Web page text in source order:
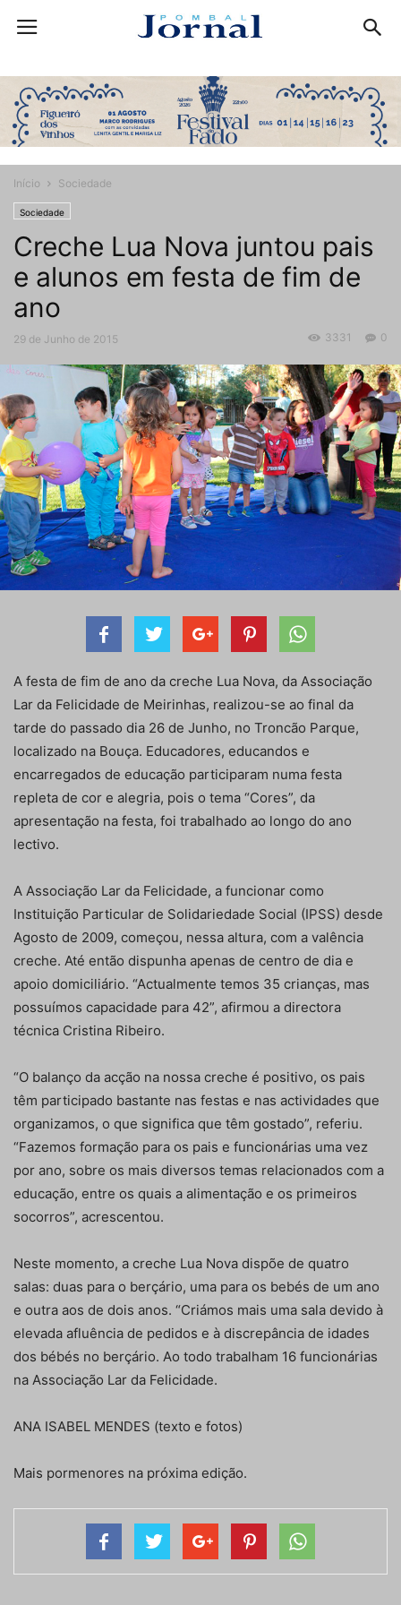
Início Sociedade
Sociedade
Creche Lua Nova juntou pais
e alunos em festa de fim de
ano
29 de Junho de 2015 0
3331
A festa de fim de ano da creche Lua Nova, da Associação
Lar da Felicidade de Meirinhas, realizou-se ao final da
tarde do passado dia 26 de Junho, no Troncão Parque,
localizado na Bouça. Educadores, educandos e
encarregados de educação participaram numa festa
repleta de cor e alegria, pois o tema “Cores”, da
apresentação na festa, foi trabalhado ao longo do ano
lectivo.
A Associação Lar da Felicidade, a funcionar como
Instituição Particular de Solidariedade Social (IPSS) desde
Agosto de 2009, começou, nessa altura, com a valência
creche. Até então dispunha apenas de centro de dia e
apoio domiciliário. “Actualmente temos 35 crianças, mas
possuímos capacidade para 42”, afirmou a directora
técnica Cristina Ribeiro.
“O balanço da acção na nossa creche é positivo, os pais
têm participado bastante nas festas e nas actividades que
organizamos, o que significa que têm gostado”, referiu.
“Fazemos formação para os pais e funcionárias uma vez
por ano, sobre os mais diversos temas relacionados com a
educação, entre os quais a alimentação e os primeiros
socorros”, acrescentou.
Neste momento, a creche Lua Nova dispõe de quatro
salas: duas para o berçário, uma para os bebés de um ano
e outra aos de dois anos. “Criámos mais uma sala devido à
elevada afluência de pedidos e à discrepância de idades
dos bébés no berçário. Ao todo trabalham 16 funcionárias
na Associação Lar da Felicidade.
ANA ISABEL MENDES (texto e fotos)
Mais pormenores na próxima edição.